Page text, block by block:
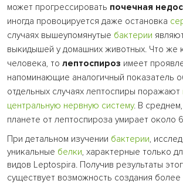
может прогрессировать почечная
иногда провоцируется даже остановка
случаях вышеупомянутые бактерии
выкидышей у домашних животных. Что же
человека, то лептоспироз имеет
напоминающие аналогичный показатель
отдельных случаях лептоспиры поражают
центральную нервную систему. В
планете от лептоспироза умирает около
При детальном изучении бактерии,
уникальные белки, характерные только
видов Leptospira. Получив результаты
существует возможность создания